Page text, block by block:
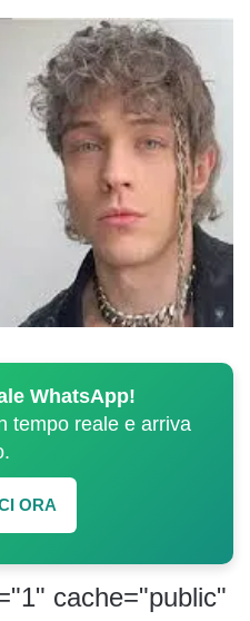
WhatsApp!
tempo reale e arriva
ORA
cache="public"